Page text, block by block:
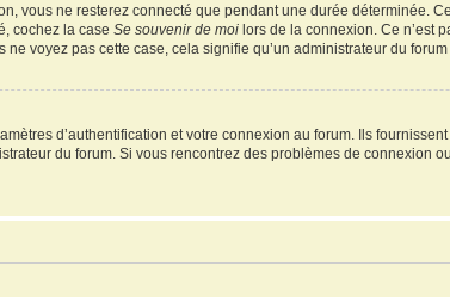
vous ne resterez connecté que pendant une durée déterminée.
cochez la caseSe souvenir de moi lors de la connexion. Ce n’est
voyez pas cette case, cela signifie qu’un administrateur du
d’authentification et votre connexion au forum. Ils
du forum. Si vous rencontrez des problèmes de connexion